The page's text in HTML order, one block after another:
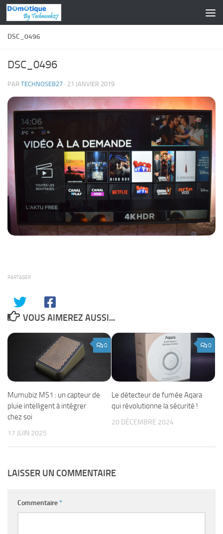
Skip to content
DSC_0496
DSC_0496
PAR TECHNOSEB27 · 21 JANVIER 2019
PARTAGER
VOUS AIMEREZ AUSSI...
0
Mumubiz MS1 : un capteur de
pluie intelligent à intégrer
chez soi
17 JUIN 2025
0
Le détecteur de fumée Aqara
qui révolutionne la sécurité !
20 DÉCEMBRE 2024
LAISSER UN COMMENTAIRE
Commentaire*